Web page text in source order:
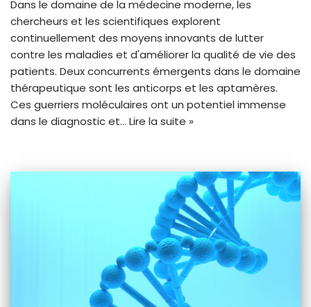
Dans le domaine de la médecine moderne, les
chercheurs et les scientifiques explorent
continuellement des moyens innovants de lutter
contre les maladies et d'améliorer la qualité de vie des
patients. Deux concurrents émergents dans le domaine
thérapeutique sont les anticorps et les aptamères.
Ces guerriers moléculaires ont un potentiel immense
dans le diagnostic et… Lire la suite »